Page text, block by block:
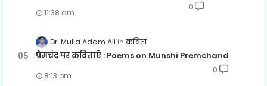
11:38 am
0
Dr. Mulla Adam Ali कविता
प्रेमचंद पर कविताएँ : Poems on Munshi Premchand
8:13 pm
0